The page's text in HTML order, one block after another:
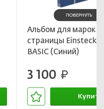
ПОВЕРНУТЬ
Альбом для марок
страницы
BASIC (Синий)
3 100 руб.
Купить